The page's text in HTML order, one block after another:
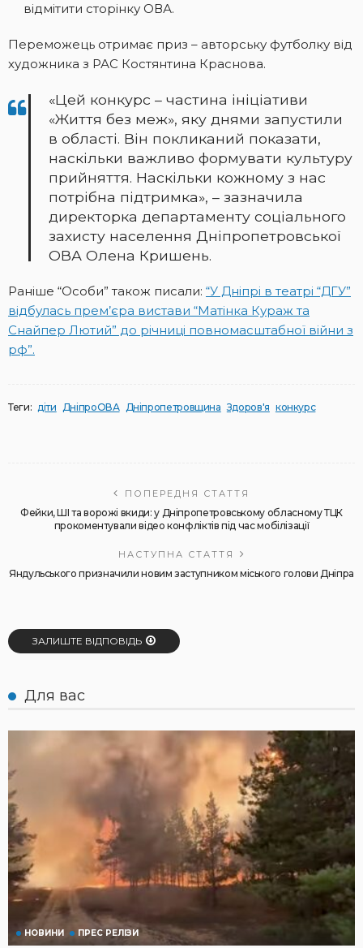
відмітити сторінку ОВА.
Переможець отримає приз – авторську футболку від
художника з РАС Костянтина Краснова.
«Цей конкурс – частина ініціативи
«Життя без меж», яку днями запустили
в області. Він покликаний показати,
наскільки важливо формувати культуру
прийняття. Наскільки кожному з нас
потрібна підтримка», – зазначила
директорка департаменту соціального
захисту населення Дніпропетровської
ОВА Олена Кришень.
Раніше “Особи” також писали: “У Дніпрі в театрі “ДГУ”
відбулась прем’єра вистави “Матінка Кураж та
Снайпер Лютий” до річниці повномасштабної війни з
рф”.
Теги: діти ДніпроОВА Дніпропетровщина Здоров'я конкурс
ПОПЕРЕДНЯ СТАТТЯ
Фейки, ШІ та ворожі вкиди: у Дніпропетровському обласному ТЦК
прокоментували відео конфліктів під час мобілізації
НАСТУПНА СТАТТЯ
Яндульського призначили новим заступником міського голови Дніпра
ЗАЛИШТЕ ВІДПОВІДЬ
Для вас
НОВИНИ ПРЕС РЕЛІЗИ